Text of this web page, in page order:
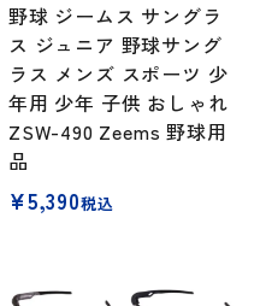
野球 ジームス サングラ
ス ジュニア 野球サング
ラス メンズ スポーツ 少
年用 少年 子供 おしゃれ
ZSW-490 Zeems 野球用
品
¥5,390税込